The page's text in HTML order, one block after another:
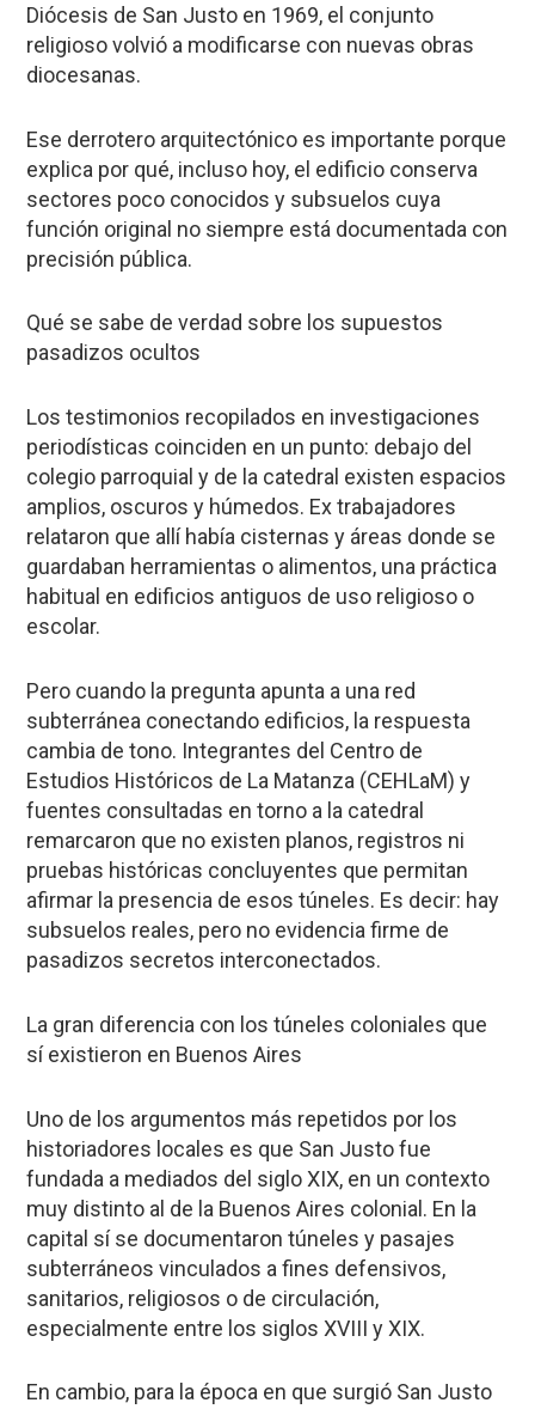
Diócesis de San Justo en 1969, el conjunto
religioso volvió a modificarse con nuevas obras
diocesanas.
Ese derrotero arquitectónico es importante porque
explica por qué, incluso hoy, el edificio conserva
sectores poco conocidos y subsuelos cuya
función original no siempre está documentada con
precisión pública.
Qué se sabe de verdad sobre los supuestos
pasadizos ocultos
Los testimonios recopilados en investigaciones
periodísticas coinciden en un punto: debajo del
colegio parroquial y de la catedral existen espacios
amplios, oscuros y húmedos. Ex trabajadores
relataron que allí había cisternas y áreas donde se
guardaban herramientas o alimentos, una práctica
habitual en edificios antiguos de uso religioso o
escolar.
Pero cuando la pregunta apunta a una red
subterránea conectando edificios, la respuesta
cambia de tono. Integrantes del Centro de
Estudios Históricos de La Matanza (CEHLaM) y
fuentes consultadas en torno a la catedral
remarcaron que no existen planos, registros ni
pruebas históricas concluyentes que permitan
afirmar la presencia de esos túneles. Es decir: hay
subsuelos reales, pero no evidencia firme de
pasadizos secretos interconectados.
La gran diferencia con los túneles coloniales que
sí existieron en Buenos Aires
Uno de los argumentos más repetidos por los
historiadores locales es que San Justo fue
fundada a mediados del siglo XIX, en un contexto
muy distinto al de la Buenos Aires colonial. En la
capital sí se documentaron túneles y pasajes
subterráneos vinculados a fines defensivos,
sanitarios, religiosos o de circulación,
especialmente entre los siglos XVIII y XIX.
En cambio, para la época en que surgió San Justo